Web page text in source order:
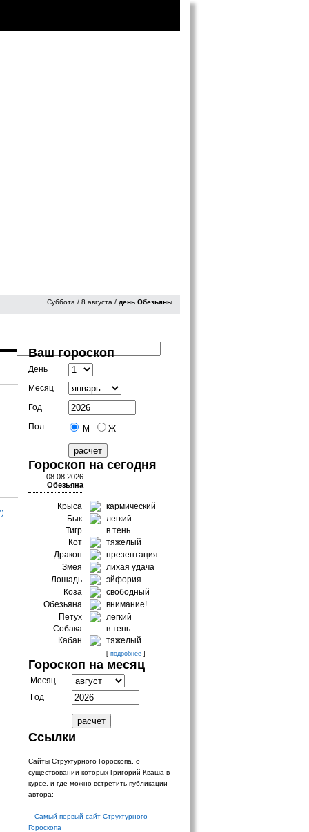
Суббота / 8 августа / день Обезьяны
Ваш гороскоп
День
Месяц
Год
Пол
М Ж
Гороскоп на сегодня
08.08.2026
Обезьяна
Крыса
кармический
Бык
легкий
Тигр
в тень
Кот
тяжелый
Дракон
презентация
Змея
лихая удача
Лошадь
эйфория
Коза
свободный
Обезьяна
внимание!
Петух
легкий
Собака
в тень
Кабан
тяжелый
[ подробнее ]
Гороскоп на месяц
Месяц
Год
Ссылки
Сайты Структурного Гороскопа, о
существовании которых Григорий Кваша в
курсе, и где можно встретить публикации
автора:
– Самый первый сайт Структурного
Гороскопа